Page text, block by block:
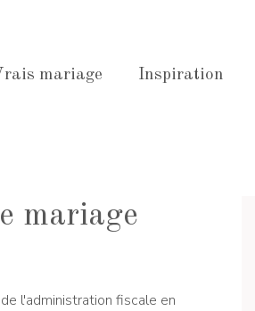
mariage Inspiration
mariage
de l'administration fiscale en